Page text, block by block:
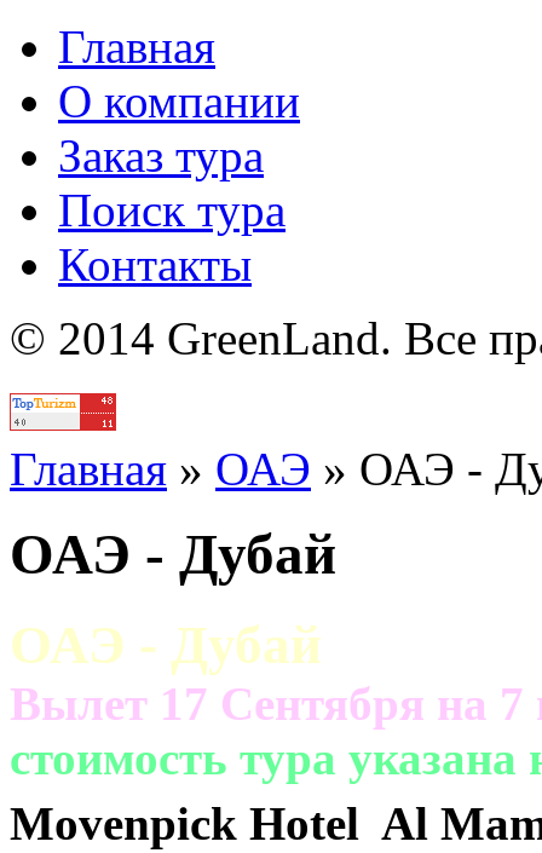
Главная
О компании
Заказ тура
Поиск тура
Контакты
© 2014 GreenLand. Все
Главная » ОАЭ » ОАЭ -
ОАЭ - Дубай
ОАЭ - Дубай
Вылет 17 Сентября на 7
cтоимость тура
Movenpick Hotel Al